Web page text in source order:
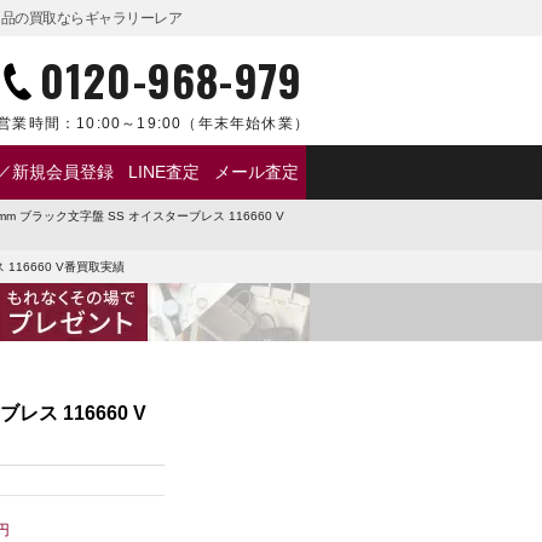
の買取ならギャラリーレア
0120-968-979
業時間： 10:00～19:00 （年末年始休業）
新規会員登録 LINE査定 メール査定
ブラック文字盤 SS オイスターブレス 116660 V
116660 V番買取実績
レス 116660 V